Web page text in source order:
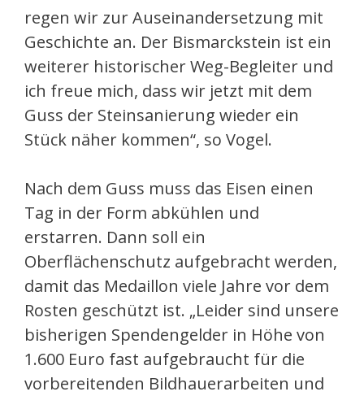
regen wir zur Auseinandersetzung mit
Geschichte an. Der Bismarckstein ist ein
weiterer historischer Weg-Begleiter und
ich freue mich, dass wir jetzt mit dem
Guss der Steinsanierung wieder ein
Stück näher kommen“, so Vogel.
Nach dem Guss muss das Eisen einen
Tag in der Form abkühlen und
erstarren. Dann soll ein
Oberflächenschutz aufgebracht werden,
damit das Medaillon viele Jahre vor dem
Rosten geschützt ist. „Leider sind unsere
bisherigen Spendengelder in Höhe von
1.600 Euro fast aufgebraucht für die
vorbereitenden Bildhauerarbeiten und